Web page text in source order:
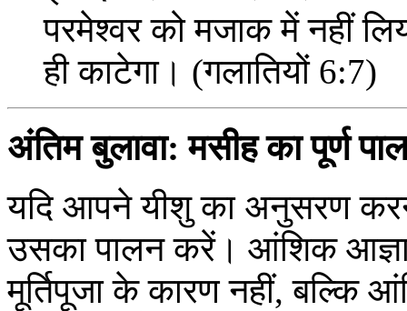
परमेश्वर को मजाक में नहीं
ही काटेगा। (गलातियों 6:7)
अंतिम बुलावा: मसीह का पूर्ण
यदि आपने यीशु का अनुसरण करने
उसका पालन करें। आंशिक
मूर्तिपूजा के कारण नहीं, बल्कि